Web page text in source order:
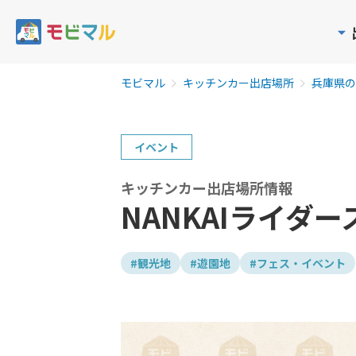
モビマル キッチンカー出店場所 兵庫県
イベント
NANKAIライダー
キッチンカー出店場所情報
#観光地 #遊園地 #フェス・イベント